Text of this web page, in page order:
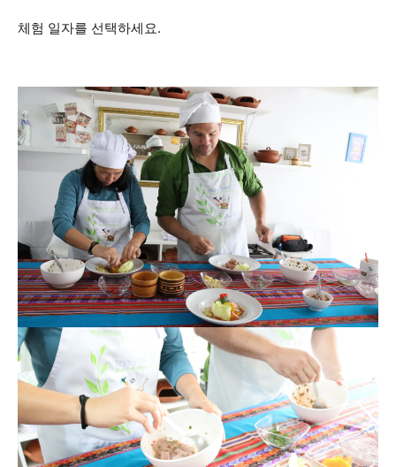
체험 일자를 선택하세요.